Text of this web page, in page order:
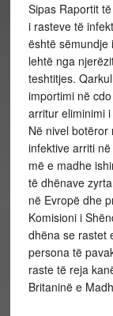
Sipas Raportit
i rasteve të
është sëmundje
lehtë nga
teshtitjes.
importimi në
arritur eliminimi
Në nivel botëror
infektive arriti
më e madhe
të dhënave
në Evropë dhe
Komisioni i
dhëna se rastet
persona të
raste të reja
Britaninë e